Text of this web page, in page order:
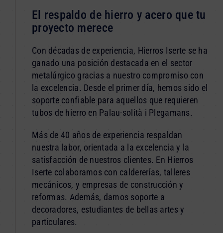
El respaldo de hierro y acero que tu
proyecto merece
Con décadas de experiencia, Hierros Iserte se ha
ganado una posición destacada en el sector
metalúrgico gracias a nuestro compromiso con
la excelencia. Desde el primer día, hemos sido el
soporte confiable para aquellos que requieren
tubos de hierro en Palau-solità i Plegamans.
Más de 40 años de experiencia respaldan
nuestra labor, orientada a la excelencia y la
satisfacción de nuestros clientes. En Hierros
Iserte colaboramos con caldererías, talleres
mecánicos, y empresas de construcción y
reformas. Además, damos soporte a
decoradores, estudiantes de bellas artes y
particulares.